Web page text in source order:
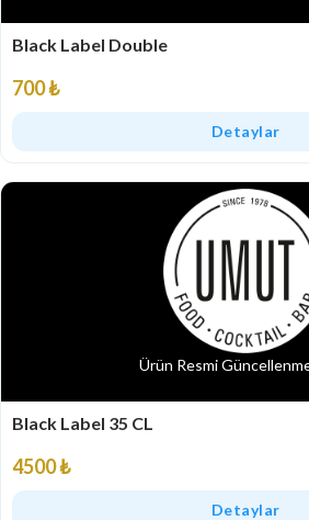
Black Label Double
700 ₺
Detaylar
Ürün Resmi
Black Label 35 CL
4500 ₺
Detaylar